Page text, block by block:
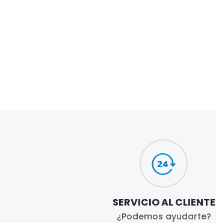
SERVICIO AL CLIENTE
¿Podemos ayudarte?